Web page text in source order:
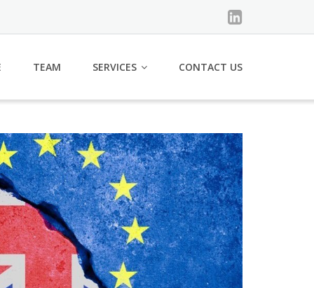
TEAM SERVICES CONTACT US